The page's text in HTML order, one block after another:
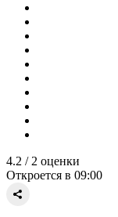
4.2 / 2 оценки
Откроется в 09:00